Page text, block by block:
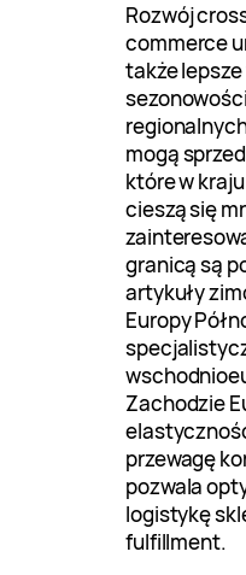
Rozwój
commerce
także
mogą
które w
cieszą się
granicą są
artykuły
Europy
Zachodzie
przewagę
pozwala
logistykę
fulfillment.